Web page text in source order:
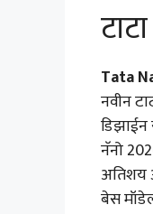
Tata
नवीन
नॅनो
अतिशय
बेस